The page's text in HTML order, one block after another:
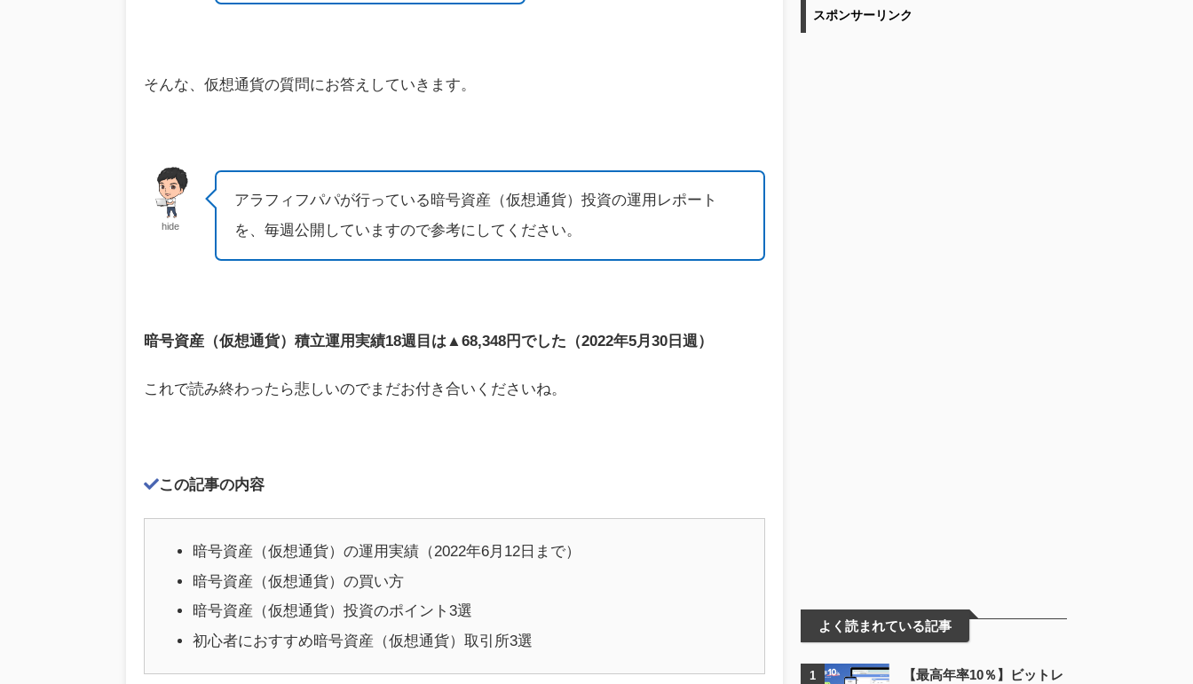
そんな、仮想通貨の質問にお答えしていきます。
hide
アラフィフパパが行っている暗号資産（仮想通貨）投資の運用レポート
を、毎週公開していますので参考にしてください。
暗号資産（仮想通貨）積立運用実績18週目は▲68,348円でした（2022年5月30日週）
これで読み終わったら悲しいのでまだお付き合いくださいね。
この記事の内容
暗号資産（仮想通貨）の運用実績（2022年6月12日まで）
暗号資産（仮想通貨）の買い方
暗号資産（仮想通貨）投資のポイント3選
初心者におすすめ暗号資産（仮想通貨）取引所3選
スポンサーリンク
よく読まれている記事
1
【最高年率10％】ビットレ